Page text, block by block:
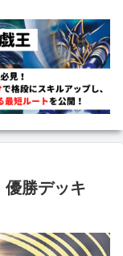
優勝デッキ